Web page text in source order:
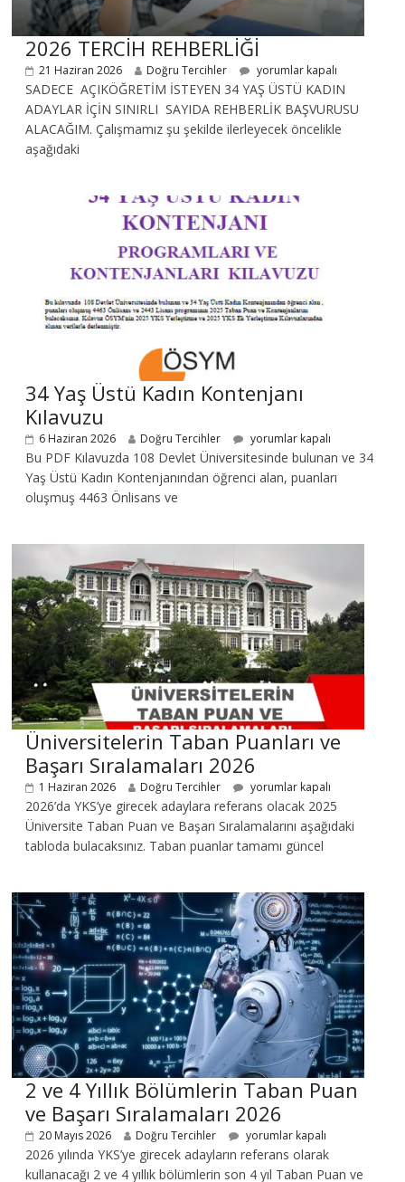
2026 TERCİH REHBERLİĞİ
21 Haziran 2026 Doğru Tercihler yorumlar kapalı
SADECE AÇIKÖĞRETİM İSTEYEN 34 YAŞ ÜSTÜ KADIN
ADAYLAR İÇİN SINIRLI SAYIDA REHBERLİK BAŞVURUSU
ALACAĞIM. Çalışmamız şu şekilde ilerleyecek öncelikle
aşağıdaki
34 Yaş Üstü Kadın Kontenjanı
Kılavuzu
6 Haziran 2026 Doğru Tercihler yorumlar kapalı
Bu PDF Kılavuzda 108 Devlet Üniversitesinde bulunan ve 34
Yaş Üstü Kadın Kontenjanından öğrenci alan, puanları
oluşmuş 4463 Önlisans ve
Üniversitelerin Taban Puanları ve
Başarı Sıralamaları 2026
1 Haziran 2026 Doğru Tercihler yorumlar kapalı
2026’da YKS’ye girecek adaylara referans olacak 2025
Üniversite Taban Puan ve Başarı Sıralamalarını aşağıdaki
tabloda bulacaksınız. Taban puanlar tamamı güncel
2 ve 4 Yıllık Bölümlerin Taban Puan
ve Başarı Sıralamaları 2026
20 Mayıs 2026 Doğru Tercihler yorumlar kapalı
2026 yılında YKS’ye girecek adayların referans olarak
kullanacağı 2 ve 4 yıllık bölümlerin son 4 yıl Taban Puan ve